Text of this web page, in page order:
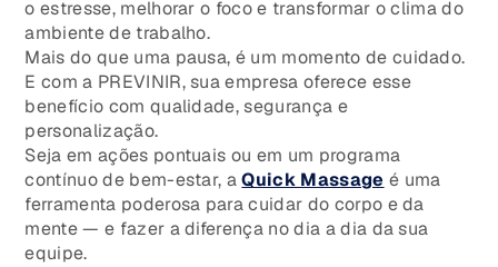
o estresse, melhorar o foco e transformar o clima do
ambiente de trabalho.
Mais do que uma pausa, é um momento de cuidado.
E com a PREVINIR, sua empresa oferece esse
benefício com qualidade, segurança e
personalização.
Seja em ações pontuais ou em um programa
contínuo de bem-estar, aQuick Massage é uma
ferramenta poderosa para cuidar do corpo e da
mente — e fazer a diferença no dia a dia da sua
equipe.